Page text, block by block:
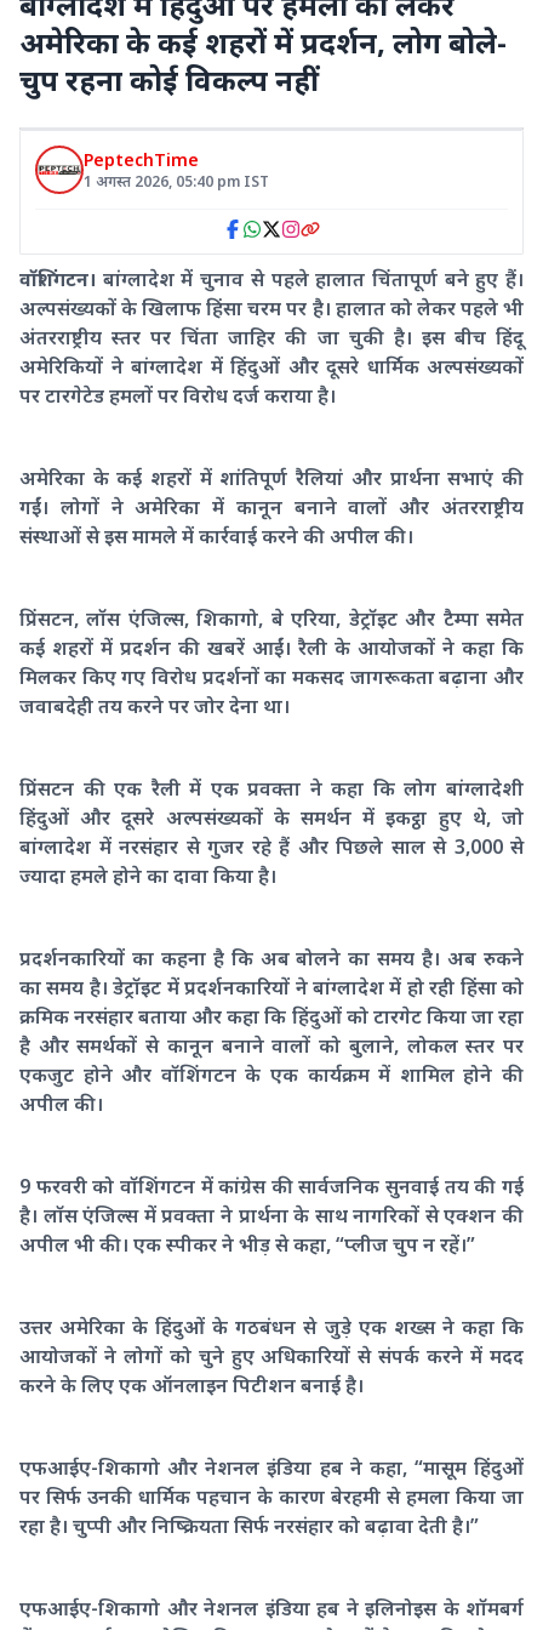
अमेरिका के कई शहरों में प्रदर्शन, लोग बोले-
चुप रहना कोई विकल्प नहीं
PeptechTime
1 अगस्त 2026, 05:40 pm IST
वॉशिंगटन। बांग्लादेश में चुनाव से पहले हालात चिंतापूर्ण बने हुए हैं।
अल्पसंख्यकों के खिलाफ हिंसा चरम पर है। हालात को लेकर पहले भी
अंतरराष्ट्रीय स्तर पर चिंता जाहिर की जा चुकी है। इस बीच हिंदू
अमेरिकियों ने बांग्लादेश में हिंदुओं और दूसरे धार्मिक अल्पसंख्यकों
पर टारगेटेड हमलों पर विरोध दर्ज कराया है।
अमेरिका के कई शहरों में शांतिपूर्ण रैलियां और प्रार्थना सभाएं की
गईं। लोगों ने अमेरिका में कानून बनाने वालों और अंतरराष्ट्रीय
संस्थाओं से इस मामले में कार्रवाई करने की अपील की।
प्रिंसटन, लॉस एंजिल्स, शिकागो, बे एरिया, डेट्रॉइट और टैम्पा समेत
कई शहरों में प्रदर्शन की खबरें आईं। रैली के आयोजकों ने कहा कि
मिलकर किए गए विरोध प्रदर्शनों का मकसद जागरूकता बढ़ाना और
जवाबदेही तय करने पर जोर देना था।
प्रिंसटन की एक रैली में एक प्रवक्ता ने कहा कि लोग बांग्लादेशी
हिंदुओं और दूसरे अल्पसंख्यकों के समर्थन में इकट्ठा हुए थे, जो
बांग्लादेश में नरसंहार से गुजर रहे हैं और पिछले साल से 3,000 से
ज्यादा हमले होने का दावा किया है।
प्रदर्शनकारियों का कहना है कि अब बोलने का समय है। अब रुकने
का समय है। डेट्रॉइट में प्रदर्शनकारियों ने बांग्लादेश में हो रही हिंसा को
क्रमिक नरसंहार बताया और कहा कि हिंदुओं को टारगेट किया जा रहा
है और समर्थकों से कानून बनाने वालों को बुलाने, लोकल स्तर पर
एकजुट होने और वॉशिंगटन के एक कार्यक्रम में शामिल होने की
अपील की।
9 फरवरी को वॉशिंगटन में कांग्रेस की सार्वजनिक सुनवाई तय की गई
है। लॉस एंजिल्स में प्रवक्ता ने प्रार्थना के साथ नागरिकों से एक्शन की
अपील भी की। एक स्पीकर ने भीड़ से कहा, “प्लीज चुप न रहें।”
उत्तर अमेरिका के हिंदुओं के गठबंधन से जुड़े एक शख्स ने कहा कि
आयोजकों ने लोगों को चुने हुए अधिकारियों से संपर्क करने में मदद
करने के लिए एक ऑनलाइन पिटीशन बनाई है।
एफआईए-शिकागो और नेशनल इंडिया हब ने कहा, “मासूम हिंदुओं
पर सिर्फ उनकी धार्मिक पहचान के कारण बेरहमी से हमला किया जा
रहा है। चुप्पी और निष्क्रियता सिर्फ नरसंहार को बढ़ावा देती है।”
एफआईए-शिकागो और नेशनल इंडिया हब ने इलिनोइस के शॉमबर्ग